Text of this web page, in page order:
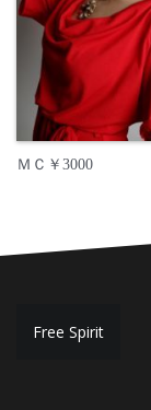
ＭＣ￥3000
投
Free Spirit